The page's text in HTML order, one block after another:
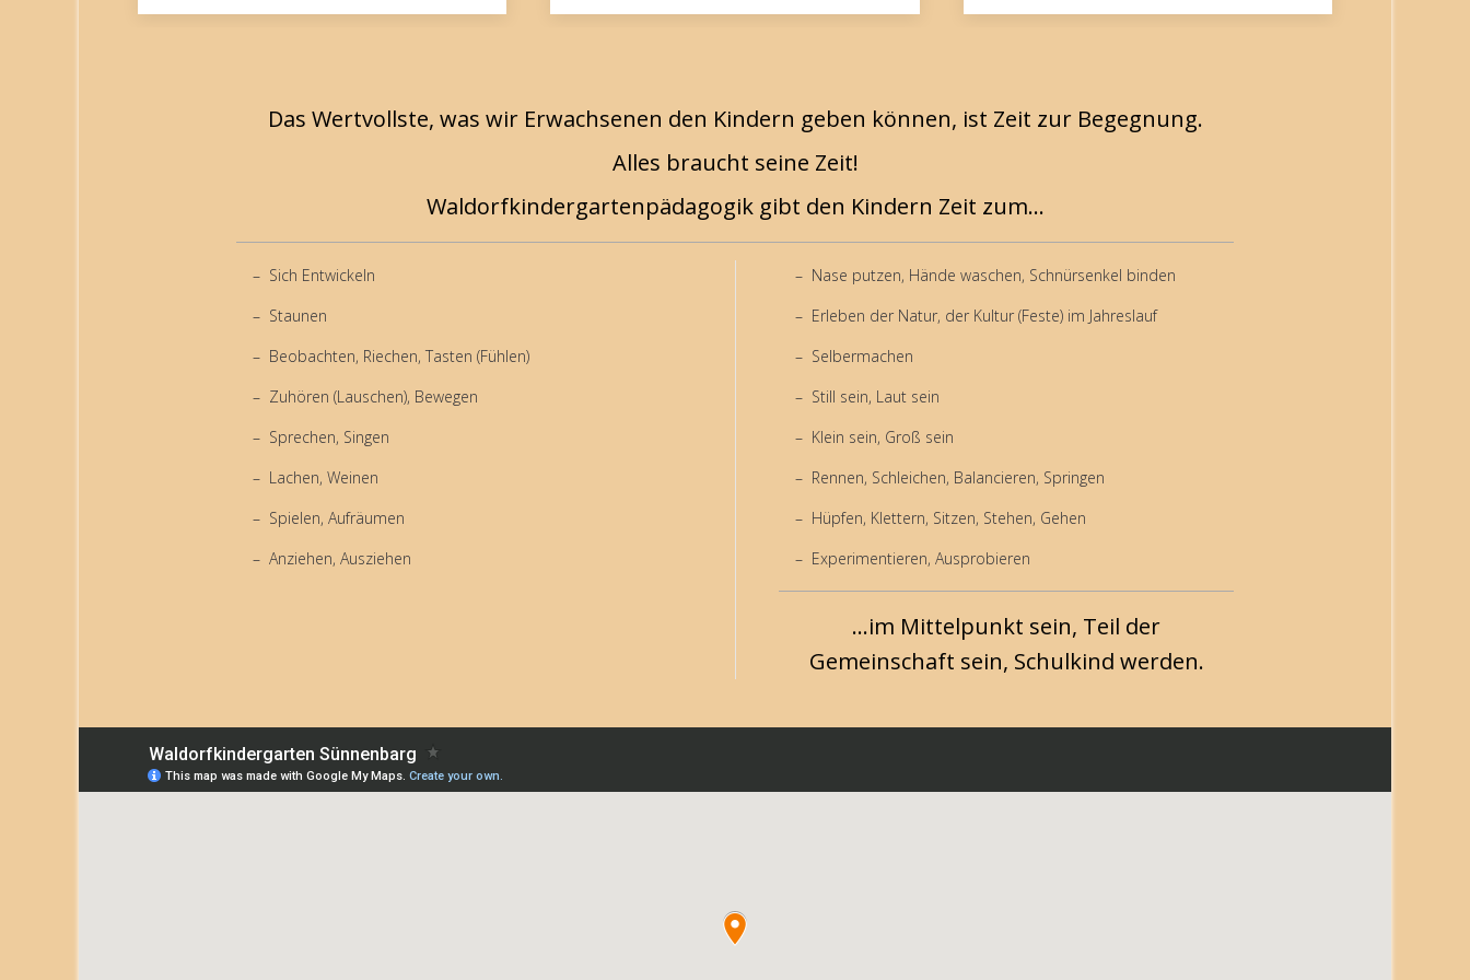
Das Wertvollste, was wir Erwachsenen den Kindern geben können, ist Zeit zur Begegnung.
Alles braucht seine Zeit!
Waldorfkindergartenpädagogik gibt den Kindern Zeit zum...
Sich Entwickeln
Staunen
Beobachten, Riechen, Tasten (Fühlen)
Zuhören (Lauschen), Bewegen
Sprechen, Singen
Lachen, Weinen
Spielen, Aufräumen
Anziehen, Ausziehen
Nase putzen, Hände waschen, Schnürsenkel binden
Erleben der Natur, der Kultur (Feste) im Jahreslauf
Selbermachen
Still sein, Laut sein
Klein sein, Groß sein
Rennen, Schleichen, Balancieren, Springen
Hüpfen, Klettern, Sitzen, Stehen, Gehen
Experimentieren, Ausprobieren
...im Mittelpunkt sein, Teil der
Gemeinschaft sein, Schulkind werden.